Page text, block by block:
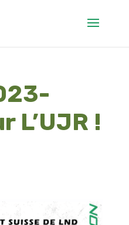
L’UJR !